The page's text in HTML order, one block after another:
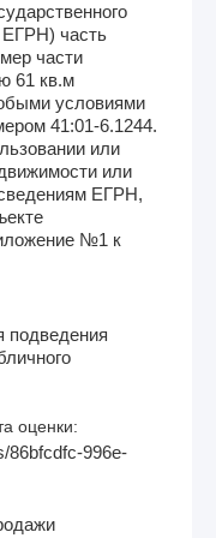
ЕГРН) часть
части
61 кв.м
условиями
41:01-6.1244.
или
или
ЕГРН,
№1 к
подведения
оценки:
86bfcdfc-996e-